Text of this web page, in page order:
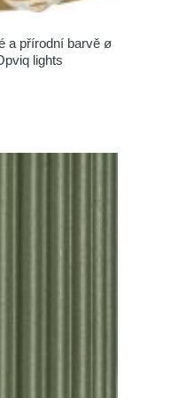
a přírodní barvě ø
lights